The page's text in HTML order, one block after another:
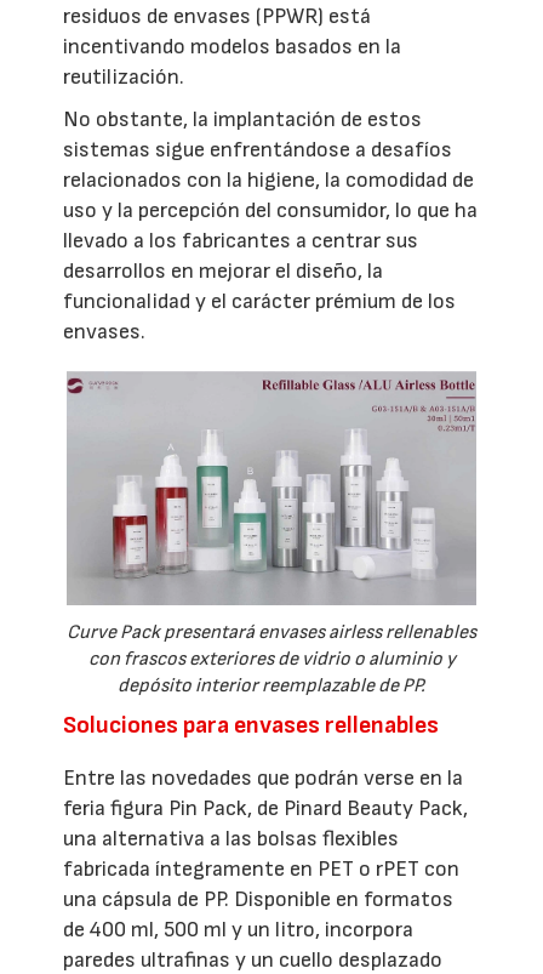
residuos de envases (PPWR) está
incentivando modelos basados en la
reutilización.
No obstante, la implantación de estos
sistemas sigue enfrentándose a desafíos
relacionados con la higiene, la comodidad de
uso y la percepción del consumidor, lo que ha
llevado a los fabricantes a centrar sus
desarrollos en mejorar el diseño, la
funcionalidad y el carácter prémium de los
envases.
Curve Pack presentará envases airless rellenables
con frascos exteriores de vidrio o aluminio y
depósito interior reemplazable de PP.
Soluciones para envases rellenables
Entre las novedades que podrán verse en la
feria figura Pin Pack, de Pinard Beauty Pack,
una alternativa a las bolsas flexibles
fabricada íntegramente en PET o rPET con
una cápsula de PP. Disponible en formatos
de 400 ml, 500 ml y un litro, incorpora
paredes ultrafinas y un cuello desplazado